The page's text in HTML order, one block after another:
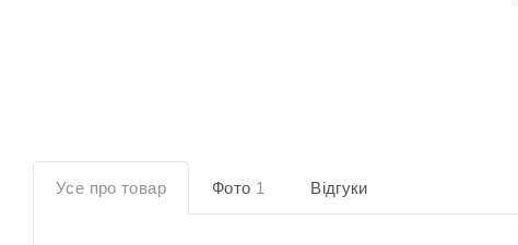
Усе про товар Фото 1 Відгуки